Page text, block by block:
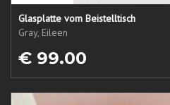
Glasplatte vom Beistelltisch
Gray, Eileen
€ 99.00